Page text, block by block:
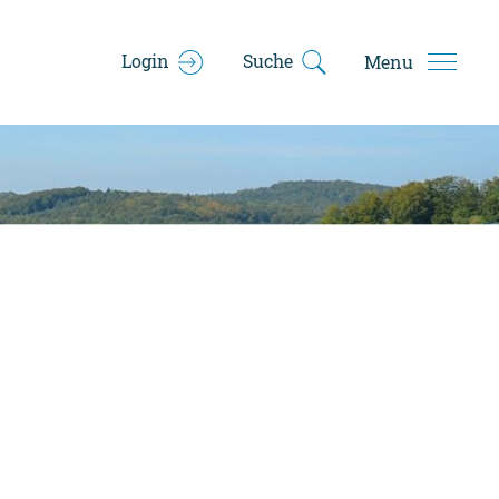
Login Suche Menu